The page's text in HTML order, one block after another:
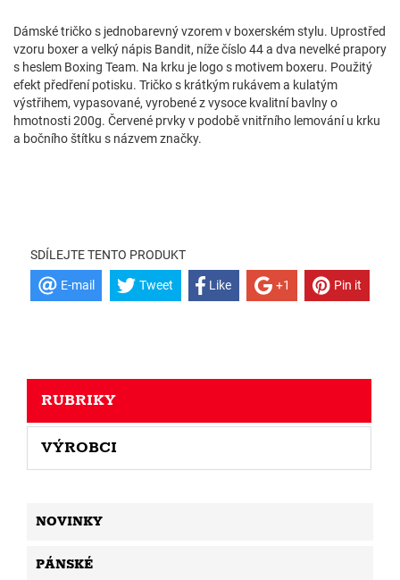
Dámské tričko s jednobarevný vzorem v boxerském stylu. Uprostřed
vzoru boxer a velký nápis Bandit, níže číslo 44 a dva nevelké prapory
s heslem Boxing Team. Na krku je logo s motivem boxeru. Použitý
efekt předření potisku. Tričko s krátkým rukávem a kulatým
výstřihem, vypasované, vyrobené z vysoce kvalitní bavlny o
hmotnosti 200g. Červené prvky v podobě vnitřního lemování u krku
a bočního štítku s názvem značky.
SDÍLEJTE TENTO PRODUKT
E-mail Tweet Like +1 Pin it
RUBRIKY
VÝROBCI
NOVINKY
PÁNSKÉ